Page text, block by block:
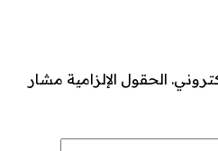
الحقول الإلزامية مشار